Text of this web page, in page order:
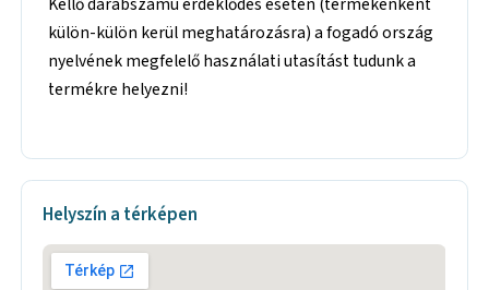
külön-külön kerül meghatározásra) a fogadó ország
nyelvének megfelelő használati utasítást tudunk a
termékre helyezni!
Helyszín a térképen